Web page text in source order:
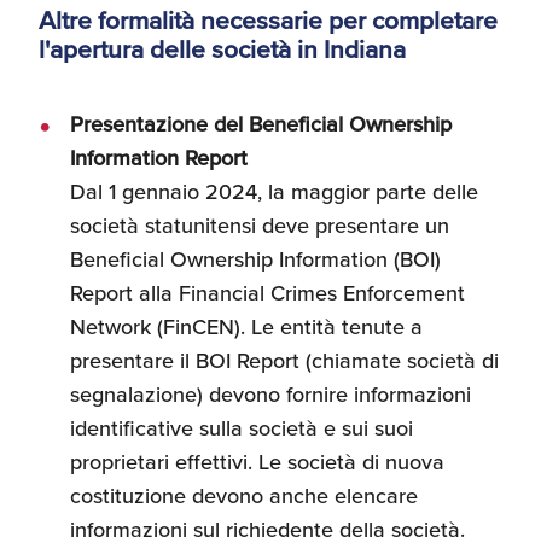
Altre formalità necessarie per completare
l'apertura delle società in Indiana
Presentazione del Beneficial Ownership
Information Report
Dal 1 gennaio 2024, la maggior parte delle
società statunitensi deve presentare un
Beneficial Ownership Information (BOI)
Report alla Financial Crimes Enforcement
Network (FinCEN). Le entità tenute a
presentare il BOI Report (chiamate società di
segnalazione) devono fornire informazioni
identificative sulla società e sui suoi
proprietari effettivi. Le società di nuova
costituzione devono anche elencare
informazioni sul richiedente della società.